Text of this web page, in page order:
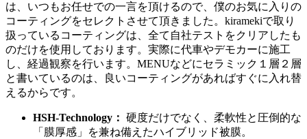
は、いつもお任せでの一言を頂けるので、僕のお気に入りの
コーティングをセレクトさせて頂きました。kiramekiで取り
扱っているコーティングは、全て自社テストをクリアしたも
のだけを使用しております。実際に代車やデモカーに施工
し、経過観察を行います。MENUなどにセラミック１層２層
と書いているのは、良いコーティングがあればすぐに入れ替
えるからです。
HSH-Technology： 硬度だけでなく、柔軟性と圧倒的な
「膜厚感」を兼ね備えたハイブリッド被膜。